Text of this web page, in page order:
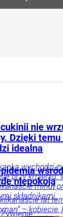
nie
Dzięki
idealna
wychodzi
przy krojeniu.
minut
składnikami.
Żywienie
niepokoją
lat
– kobiecie,